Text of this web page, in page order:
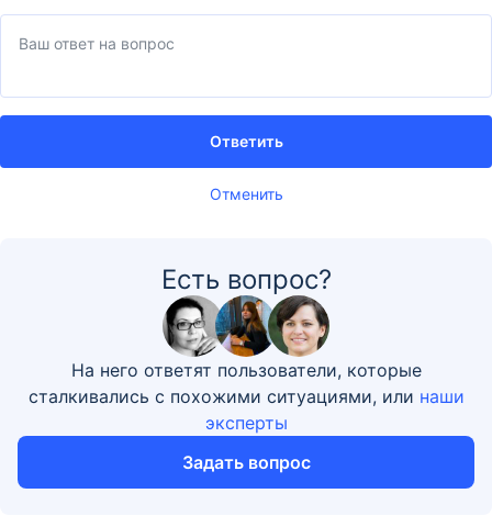
Отменить
Ответить
Есть вопрос?
На него ответят пользователи, которые
сталкивались с похожими ситуациями, или наши
эксперты
Задать вопрос